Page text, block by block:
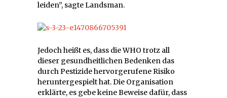
leiden”, sagte Landsman.
Jedoch heißt es, dass die WHO trotz all
dieser gesundheitlichen Bedenken das
durch Pestizide hervorgerufene Risiko
heruntergespielt hat. Die Organisation
erklärte, es gebe keine Beweise dafür, dass